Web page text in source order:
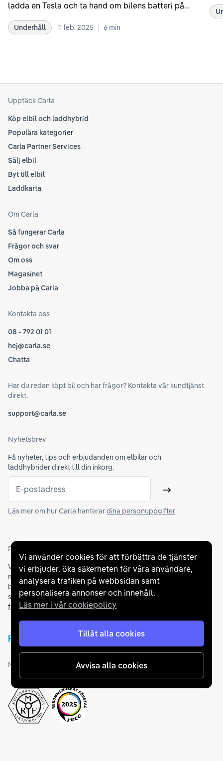
Vi använder cookies för att förbättra de tjänster
vi erbjuder, öka säkerheten för våra användare,
analysera trafiken på webbsidan samt
personalisera annonser och innehåll.
Läs mer i vår cookiepolicy
Tillåt alla cookies
Avvisa alla cookies
ladda en Tesla och ta hand om bilens batteri på
rekommendationer samt våra egna erfarenheter
Underhåll 11 feb. 2025 | 6 min
att
Upptäck Carla
Köp elbil och laddhybrid
Populära kategorier
Carla Partner Services
Sälj elbil
Byt till elbil
Laddkarta
Om Carla
Så fungerar Carla
Frågor och svar
Om oss
Magasinet
Jobba på Carla
Kontakta oss
08 - 792 01 01
hej@carla.se
Chatta
Har du redan köpt bil och har frågor? Kontakta vår kundtjänst
direkt.
support@carla.se
Nyhetsbrev
Få nyheter, tips och erbjudanden om elbilar och
laddhybrider direkt till din inkorg.
E-postadress Skicka
Läs mer om hur Carla hanterardina personuppgifter
Partners och betallösningar
Vi samarbetar medflertalet banker för att erbjuda dig bästa
möjliga finansieringslösning och stödjer en rad olika
betalningsmetoder. För att du ska känna dig trygg vid ditt köp
samarbetar vi med Folksam och AutoConcept gällande
försäkringar och garantier.
Medlemskap och utmärkelser